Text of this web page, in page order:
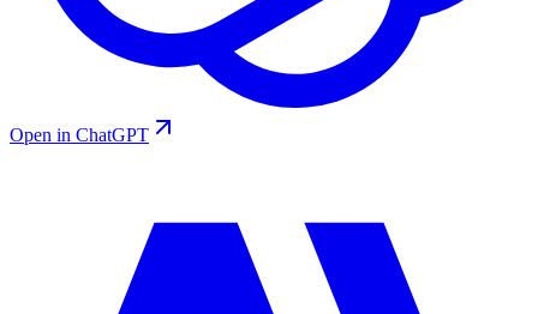
Open in ChatGPT